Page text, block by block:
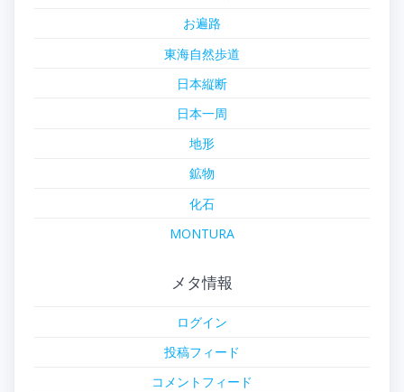
お遍路
東海自然歩道
日本縦断
日本一周
地形
鉱物
化石
MONTURA
メタ情報
ログイン
投稿フィード
コメントフィード